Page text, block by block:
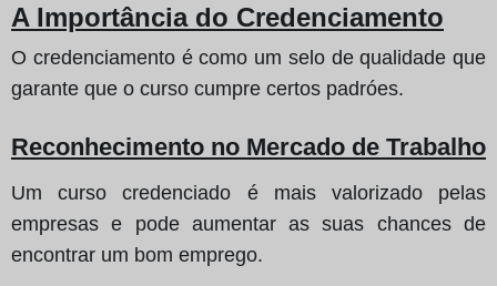
A Importância do Credenciamento
O credenciamento é como um selo de qualidade que
garante que o curso cumpre certos padróes.
Reconhecimento no Mercado de Trabalho
Um curso credenciado é mais valorizado pelas
empresas e pode aumentar as suas chances de
encontrar um bom emprego.